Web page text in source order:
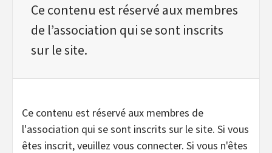
Ce contenu est réservé aux membres
de l’association qui se sont inscrits
sur le site.
Ce contenu est réservé aux membres de
l'association qui se sont inscrits sur le site. Si vous
êtes inscrit, veuillez vous connecter. Si vous n'êtes